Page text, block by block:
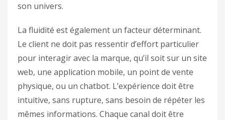
son univers.
La fluidité est également un facteur déterminant.
Le client ne doit pas ressentir d’effort particulier
pour interagir avec la marque, qu’il soit sur un site
web, une application mobile, un point de vente
physique, ou un chatbot. L’expérience doit être
intuitive, sans rupture, sans besoin de répéter les
mêmes informations. Chaque canal doit être